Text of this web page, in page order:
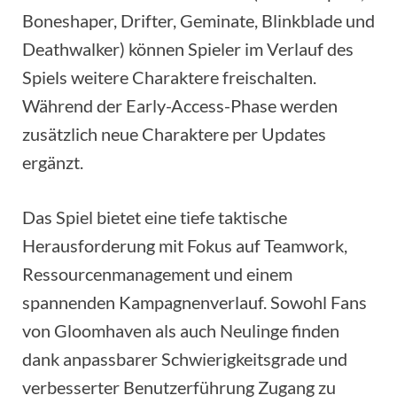
Boneshaper, Drifter, Geminate, Blinkblade und
Deathwalker) können Spieler im Verlauf des
Spiels weitere Charaktere freischalten.
Während der Early-Access-Phase werden
zusätzlich neue Charaktere per Updates
ergänzt.
Das Spiel bietet eine tiefe taktische
Herausforderung mit Fokus auf Teamwork,
Ressourcenmanagement und einem
spannenden Kampagnenverlauf. Sowohl Fans
von Gloomhaven als auch Neulinge finden
dank anpassbarer Schwierigkeitsgrade und
verbesserter Benutzerführung Zugang zu